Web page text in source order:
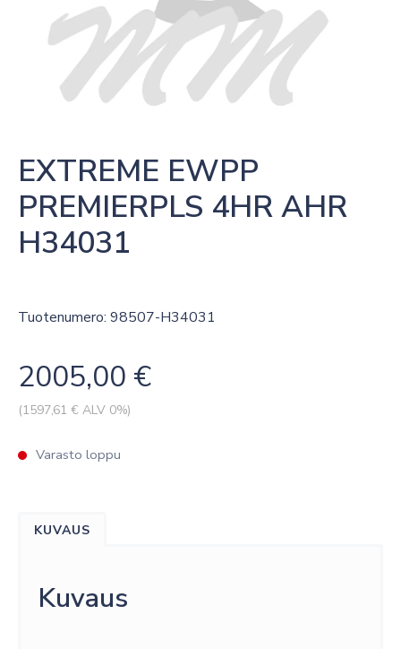
EXTREME EWPP
PREMIERPLS 4HR AHR
H34031
Tuotenumero: 98507-H34031
2005,00 €
(1597,61 € ALV 0%)
Varasto loppu
KUVAUS
Kuvaus